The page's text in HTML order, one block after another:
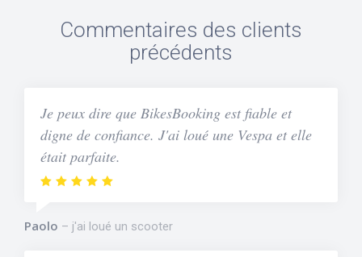
Commentaires des clients
précédents
Je peux dire que BikesBooking est fiable et
digne de confiance. J'ai loué une Vespa et elle
était parfaite.
Paolo j'ai loué un scooter